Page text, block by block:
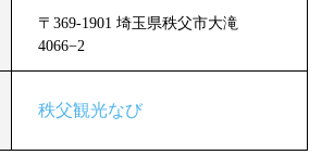
〒369-1901 埼玉県秩父市大滝
4066−2
秩父観光なび